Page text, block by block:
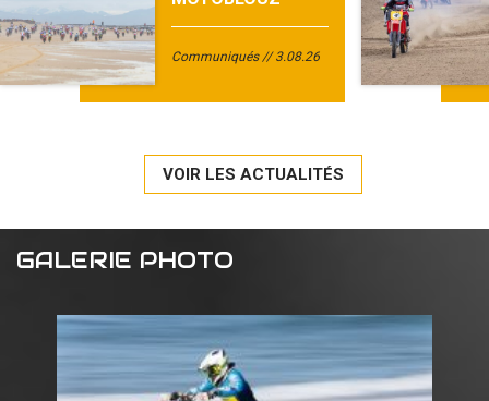
Communiqués 3.08.26
VOIR LES ACTUALITÉS
GALERIE PHOTO